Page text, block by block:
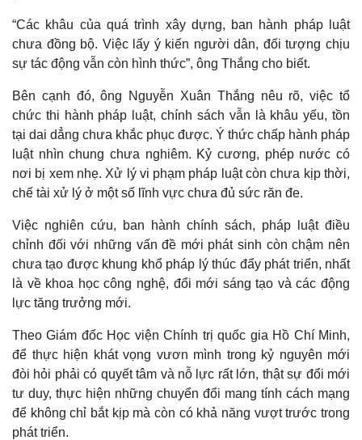
Giá cà phê
Pháp luật
Vụ án
Tin nóng
Quân sự - Quốc phòng
Vũ khí
“Các khâu của quá trình xây dựng, ban hành pháp luật
chưa đồng bộ. Việc lấy ý kiến người dân, đối tượng chịu
sự tác động vẫn còn hình thức”, ông Thắng cho biết.
Bên cạnh đó, ông Nguyễn Xuân Thắng nêu rõ, việc tổ
chức thi hành pháp luật, chính sách vẫn là khâu yếu, tồn
tại dai dẳng chưa khắc phục được. Ý thức chấp hành pháp
luật nhìn chung chưa nghiêm. Kỷ cương, phép nước có
nơi bị xem nhẹ. Xử lý vi phạm pháp luật còn chưa kịp thời,
chế tài xử lý ở một số lĩnh vực chưa đủ sức răn đe.
Việc nghiên cứu, ban hành chính sách, pháp luật điều
chỉnh đối với những vấn đề mới phát sinh còn chậm nên
chưa tạo được khung khổ pháp lý thúc đẩy phát triển, nhất
là về khoa học công nghệ, đổi mới sáng tạo và các động
lực tăng trưởng mới.
Theo Giám đốc Học viện Chính trị quốc gia Hồ Chí Minh,
để thực hiện khát vọng vươn mình trong kỷ nguyên mới
đòi hỏi phải có quyết tâm và nỗ lực rất lớn, thật sự đổi mới
tư duy, thực hiện những chuyển đổi mang tính cách mạng
để không chỉ bắt kịp mà còn có khả năng vượt trước trong
phát triển.